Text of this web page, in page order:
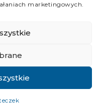
marketingowych.
prawa zastrzeżone